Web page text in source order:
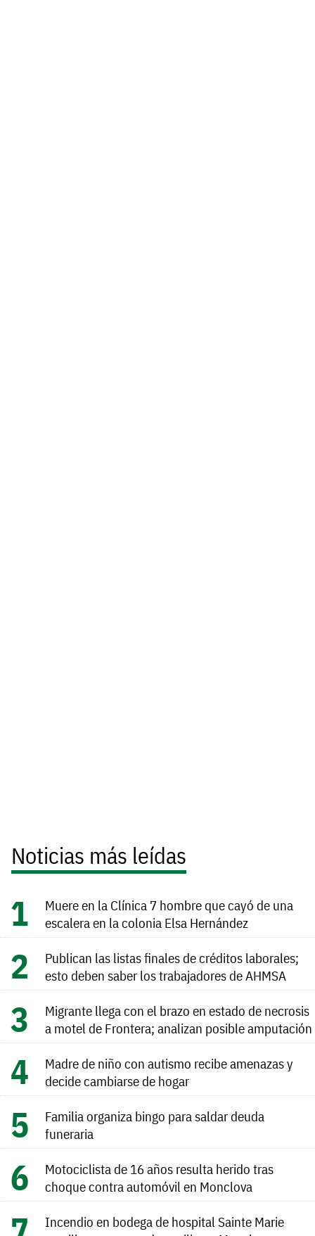
Noticias más leídas
Muere en la Clínica 7 hombre que cayó de una
escalera en la colonia Elsa Hernández
Publican las listas finales de créditos laborales;
esto deben saber los trabajadores de AHMSA
Migrante llega con el brazo en estado de necrosis
a motel de Frontera; analizan posible amputación
Madre de niño con autismo recibe amenazas y
decide cambiarse de hogar
Familia organiza bingo para saldar deuda
funeraria
Motociclista de 16 años resulta herido tras
choque contra automóvil en Monclova
Incendio en bodega de hospital Sainte Marie